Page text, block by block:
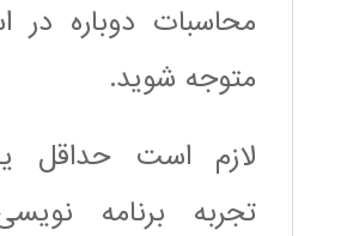
محاسبات دوباره در
متوجه شوید.
لازم است حداقل
تجربه برنامه